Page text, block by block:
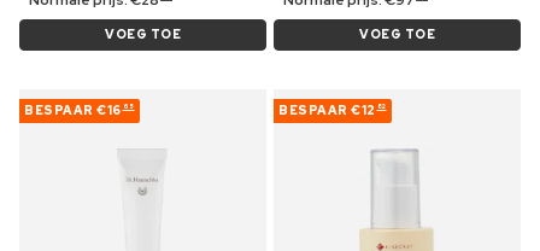
VOEG TOE VOEG TOE
BESPAAR €16 65 BESPAAR €12 82